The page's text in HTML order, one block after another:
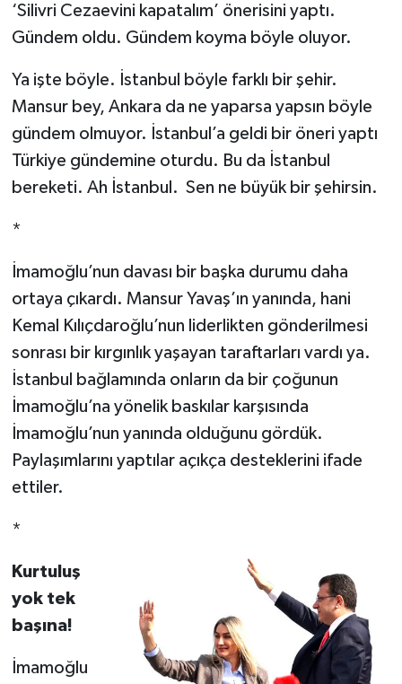
‘Silivri Cezaevini kapatalım’ önerisini yaptı.
Gündem oldu. Gündem koyma böyle oluyor.
Ya işte böyle. İstanbul böyle farklı bir şehir.
Mansur bey, Ankara da ne yaparsa yapsın böyle
gündem olmuyor. İstanbul’a geldi bir öneri yaptı
Türkiye gündemine oturdu. Bu da İstanbul
bereketi. Ah İstanbul. Sen ne büyük bir şehirsin.
*
İmamoğlu’nun davası bir başka durumu daha
ortaya çıkardı. Mansur Yavaş’ın yanında, hani
Kemal Kılıçdaroğlu’nun liderlikten gönderilmesi
sonrası bir kırgınlık yaşayan taraftarları vardı ya.
İstanbul bağlamında onların da bir çoğunun
İmamoğlu’na yönelik baskılar karşısında
İmamoğlu’nun yanında olduğunu gördük.
Paylaşımlarını yaptılar açıkça desteklerini ifade
ettiler.
*
Kurtuluş
yok tek
başına!
İmamoğlu